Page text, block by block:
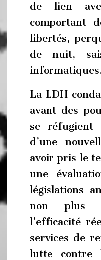
de lien
comportant
libertés,
de nuit,
La LDH
avant des
se réfugient
d’une
avoir pris le
une
législations
non plus
l’efficacité
services de
lutte contre